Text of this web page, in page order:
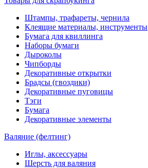
Штампы, трафареты, чернила
Клеящие материалы, инструменты
Бумага для квиллинга
Наборы бумаги
Дыроколы
Чипборды
Декоративные открытки
Брадсы (гвоздики)
Декоративные пуговицы
Тэги
Бумага
Декоративные элементы
Валяние (фелтинг)
Иглы, аксессуары
Шерсть для валяния